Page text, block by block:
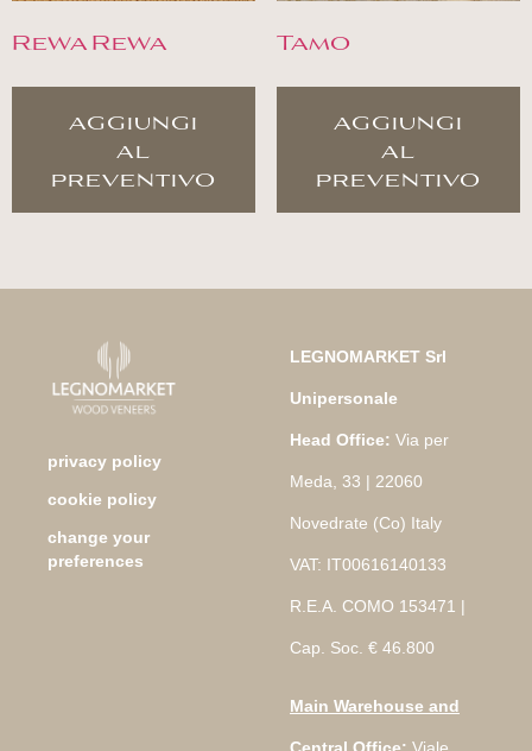
Rewa Rewa
aggiungi
al
preventivo
Tamo
aggiungi
al
preventivo
privacy policy
cookie policy
change your
preferences
LEGNOMARKET Srl
Unipersonale
Head Office: Via per
Meda, 33 | 22060
Novedrate (Co) Italy
VAT: IT00616140133
R.E.A. COMO 153471 |
Cap. Soc. € 46.800
Main Warehouse and